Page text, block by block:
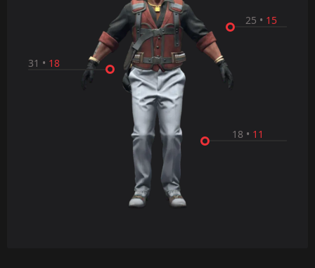
18 • 11
31 • 18
25 • 15